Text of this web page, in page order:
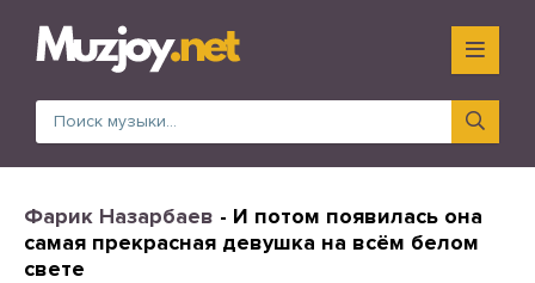
Фарик Назарбаев - И потом появилась она
самая прекрасная девушка на всём белом
свете